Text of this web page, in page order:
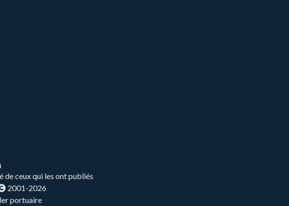
de ceux qui les ont publiés
2001-2026
portuaire